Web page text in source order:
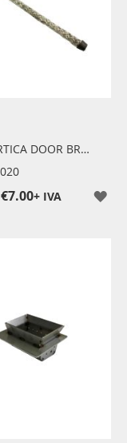
BLACK ARTICA DOOR BRAID DIAM.14 (1 METER)
+ IVA
€7.00